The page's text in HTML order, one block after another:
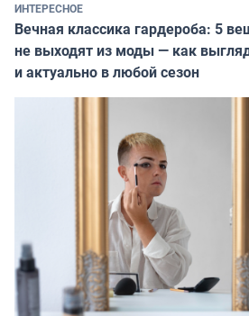
ИНТЕРЕСНОЕ
Вечная классика гардероба: 5
не выходят из моды — как
и актуально в любой сезон